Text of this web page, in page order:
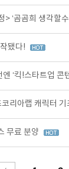
‘곰곰희 생각할
됐다!
‘킥!스타트업 콘
리아랩 캐릭터
무료 분양